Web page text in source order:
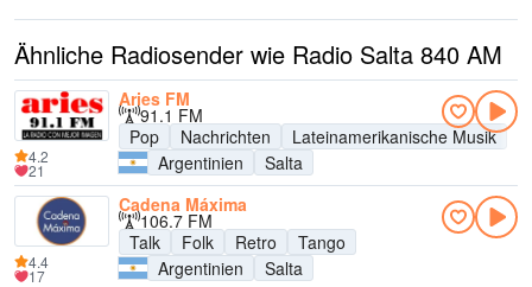
Ähnliche Radiosender wie Radio Salta 840 AM
Aries FM
91.1 FM
Pop
Nachrichten
Lateinamerikanische Musik
Argentinien
Salta
4.2
21
Cadena Máxima
106.7 FM
Talk
Folk Retro
Tango
Argentinien
Salta
4.4
17